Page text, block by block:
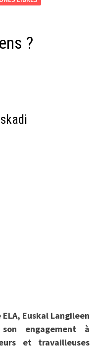
?
Euskal Langileen
engagement à
et travailleuses